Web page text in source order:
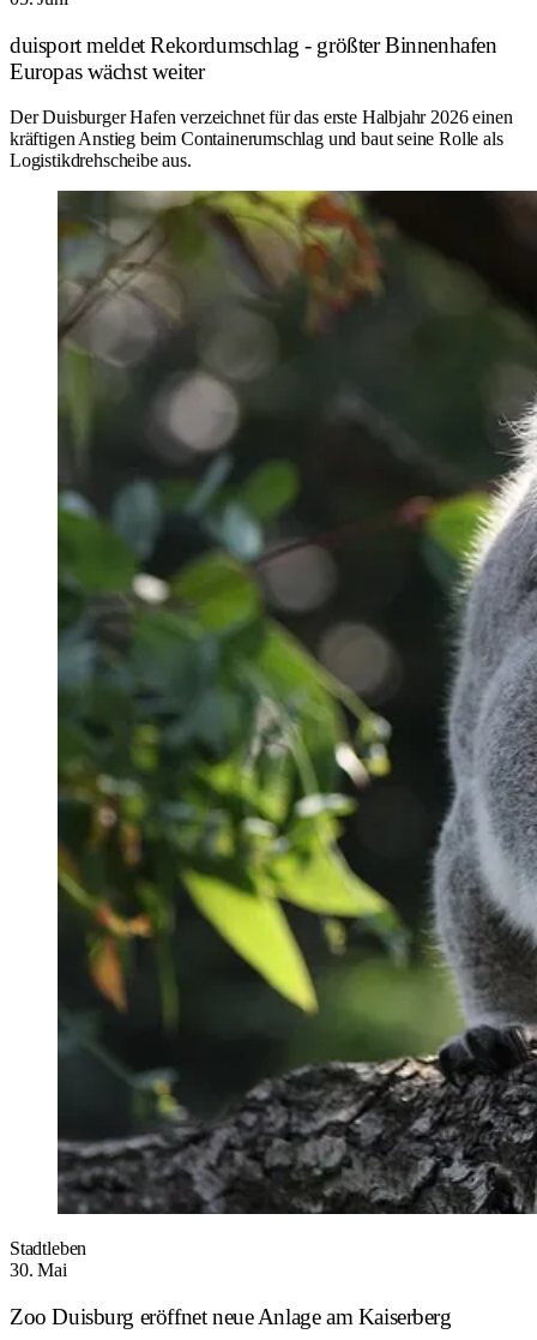
duisport meldet Rekordumschlag - größter Binnenhafen
Europas wächst weiter
Der Duisburger Hafen verzeichnet für das erste Halbjahr 2026 einen
kräftigen Anstieg beim Containerumschlag und baut seine Rolle als
Logistikdrehscheibe aus.
Stadtleben
30. Mai
Zoo Duisburg eröffnet neue Anlage am Kaiserberg